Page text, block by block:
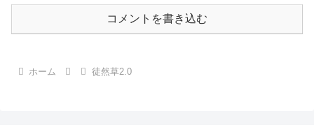
コメントを書き込む
ホーム 徒然草2.0